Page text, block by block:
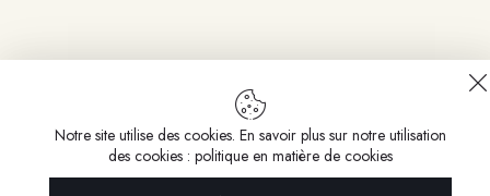
Notre site utilise des cookies. En savoir plus sur notre utilisation
des cookies : politique en matière de cookies